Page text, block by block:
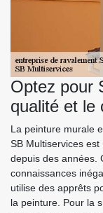
Optez pour
qualité et le
La peinture murale
SB Multiservices
depuis des années.
connaissances
utilise des apprêts
la peinture. Pour la